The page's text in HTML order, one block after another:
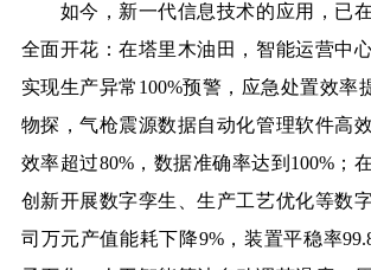
如今，新一代信息技术的应用，已在
全面开花：在塔里木油田，智能运营中
实现生产异常100%预警，应急处置效率
物探，气枪震源数据自动化管理软件高
效率超过80%，数据准确率达到100%；
创新开展数字孪生、生产工艺优化等数
司万元产值能耗下降9%，装置平稳率